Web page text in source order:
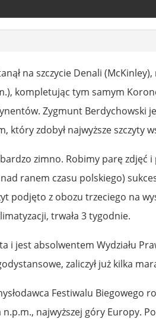
na szczycie Denali
kompletując tym samym
Zygmunt Berdychowski
który zdobył najwyższe szczyty
zimno. Robimy parę zdjęć
ranem czasu polskiego)
podjęto z obozu trzeciego na
trwała 3 tygodnie.
i jest absolwentem Wydziału
zaliczył już kilka
Festiwalu Biegowego
najwyższej góry Europy.